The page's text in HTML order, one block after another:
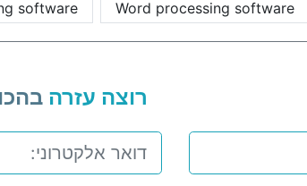
Word processing software
software
רוצה עזרה